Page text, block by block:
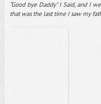
“Good bye Daddy" I Said, and I
that was the last time I saw my